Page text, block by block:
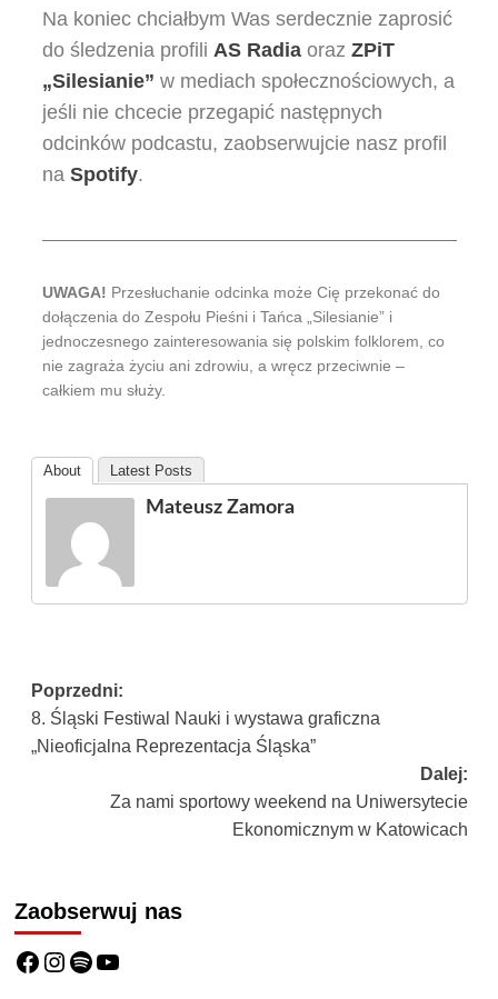
Na koniec chciałbym Was serdecznie zaprosić
do śledzenia profili AS Radiaoraz ZPiT
„Silesianie” w mediach społecznościowych, a
jeśli nie chcecie przegapić następnych
odcinków podcastu, zaobserwujcie nasz profil
na Spotify.
UWAGA! Przesłuchanie odcinka może Cię przekonać do
dołączenia do Zespołu Pieśni i Tańca „Silesianie” i
jednoczesnego zainteresowania się polskim folklorem, co
nie zagraża życiu ani zdrowiu, a wręcz przeciwnie –
całkiem mu służy.
About Latest Posts
Mateusz Zamora
Poprzedni:
8. Śląski Festiwal Nauki i wystawa graficzna
„Nieoficjalna Reprezentacja Śląska”
Dalej:
Za nami sportowy weekend na Uniwersytecie
Ekonomicznym w Katowicach
Zaobserwuj nas